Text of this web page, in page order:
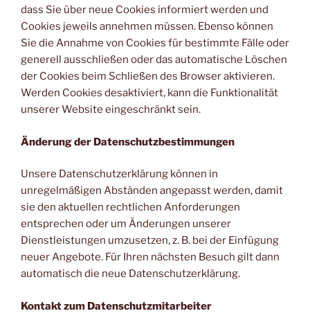
dass Sie über neue Cookies informiert werden und
Cookies jeweils annehmen müssen. Ebenso können
Sie die Annahme von Cookies für bestimmte Fälle oder
generell ausschließen oder das automatische Löschen
der Cookies beim Schließen des Browser aktivieren.
Werden Cookies desaktiviert, kann die Funktionalität
unserer Website eingeschränkt sein.
Änderung der Datenschutzbestimmungen
Unsere Datenschutzerklärung können in
unregelmäßigen Abständen angepasst werden, damit
sie den aktuellen rechtlichen Anforderungen
entsprechen oder um Änderungen unserer
Dienstleistungen umzusetzen, z. B. bei der Einfügung
neuer Angebote. Für Ihren nächsten Besuch gilt dann
automatisch die neue Datenschutzerklärung.
Kontakt zum Datenschutzmitarbeiter